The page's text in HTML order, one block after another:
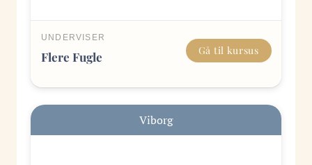
UNDERVISER
Flere Fugle Gå til kursus
Viborg